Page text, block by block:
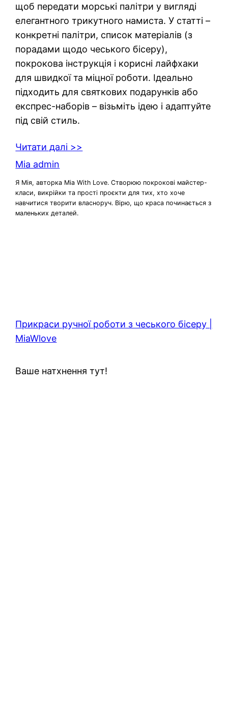
щоб передати морські палітри у вигляді
елегантного трикутного намиста. У статті –
конкретні палітри, список матеріалів (з
порадами щодо чеського бісеру),
покрокова інструкція і корисні лайфхаки
для швидкої та міцної роботи. Ідеально
підходить для святкових подарунків або
експрес-наборів – візьміть ідею і адаптуйте
під свій стиль.
Читати далі >>
Mia admin
Я Мія, авторка Mia With Love. Створюю покрокові майстер-
класи, викрійки та прості проєкти для тих, хто хоче
навчитися творити власноруч. Вірю, що краса починається з
маленьких деталей.
Прикраси ручної роботи з чеського бісеру |
MiaWlove
Ваше натхнення тут!